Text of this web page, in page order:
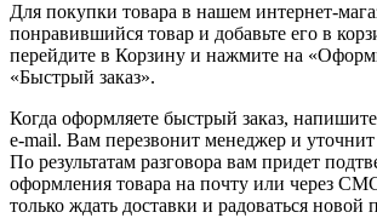
Для покупки товара в нашем интернет-
понравившийся товар и добавьте его в
перейдите в Корзину и нажмите на
«Быстрый заказ».
Когда оформляете быстрый заказ,
e-mail. Вам перезвонит менеджер и уточнит
По результатам разговора вам придет
оформления товара на почту или через
только ждать доставки и радоваться новой